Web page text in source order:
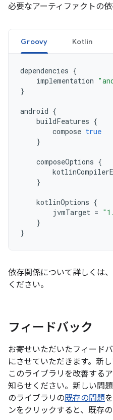
必要なアーティファクトの依
Groovy Kotlin
dependencies {
implementation
}
android {
buildFeatures {
compose true
}
composeOptions {
}
kotlinOptions {
jvmTarget =
}
}
依存関係について詳しくは、
ください。
フィードバック
お寄せいただいたフィード
にさせていただきます。新
このライブラリを改善する
知らせください。新しい問
のライブラリの既存の問題
ンをクリックすると、既存